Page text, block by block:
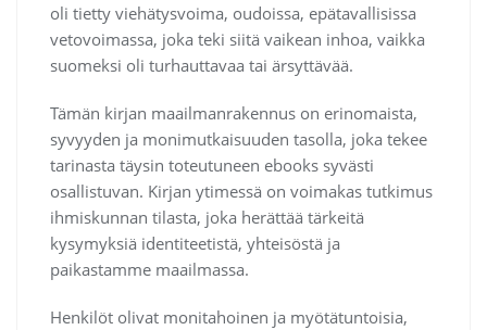
oli tietty viehätysvoima, oudoissa, epätavallisissa
vetovoimassa, joka teki siitä vaikean inhoa, vaikka
suomeksi oli turhauttavaa tai ärsyttävää.
Tämän kirjan maailmanrakennus on erinomaista,
syvyyden ja monimutkaisuuden tasolla, joka tekee
tarinasta täysin toteutuneen ebooks syvästi
osallistuvan. Kirjan ytimessä on voimakas tutkimus
ihmiskunnan tilasta, joka herättää tärkeitä
kysymyksiä identiteetistä, yhteisöstä ja
paikastamme maailmassa.
Henkilöt olivat monitahoinen ja myötätuntoisia,